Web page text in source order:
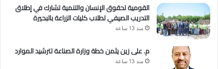
القومية لحقوق الإنسان والتنمية تشارك في إطلاق
التدريب الصيفي لطلاب كليات الزراعة بالبحيرة
منذ 13 ساعة
م. على زين يثمن خطة وزارة الصناعة لترشيد الموارد
منذ 13 ساعة